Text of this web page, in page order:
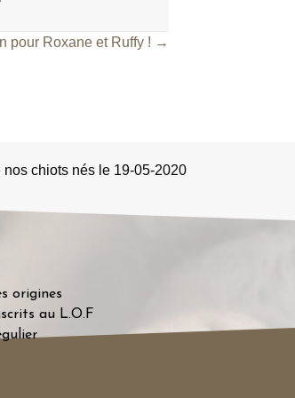
pour Roxane et Ruffy ! →
nos chiots nés le 19-05-2020
origines
au L.O.F